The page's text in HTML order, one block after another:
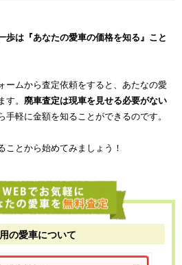
歩は『あなたの愛車の価格を知る』こと
ームから査定依頼をすると、あたなの愛
。 廃車査定は現車を見せる必要がない
手軽に金額を知ることができるのです。
ことから始めてみましょう！
の愛車について